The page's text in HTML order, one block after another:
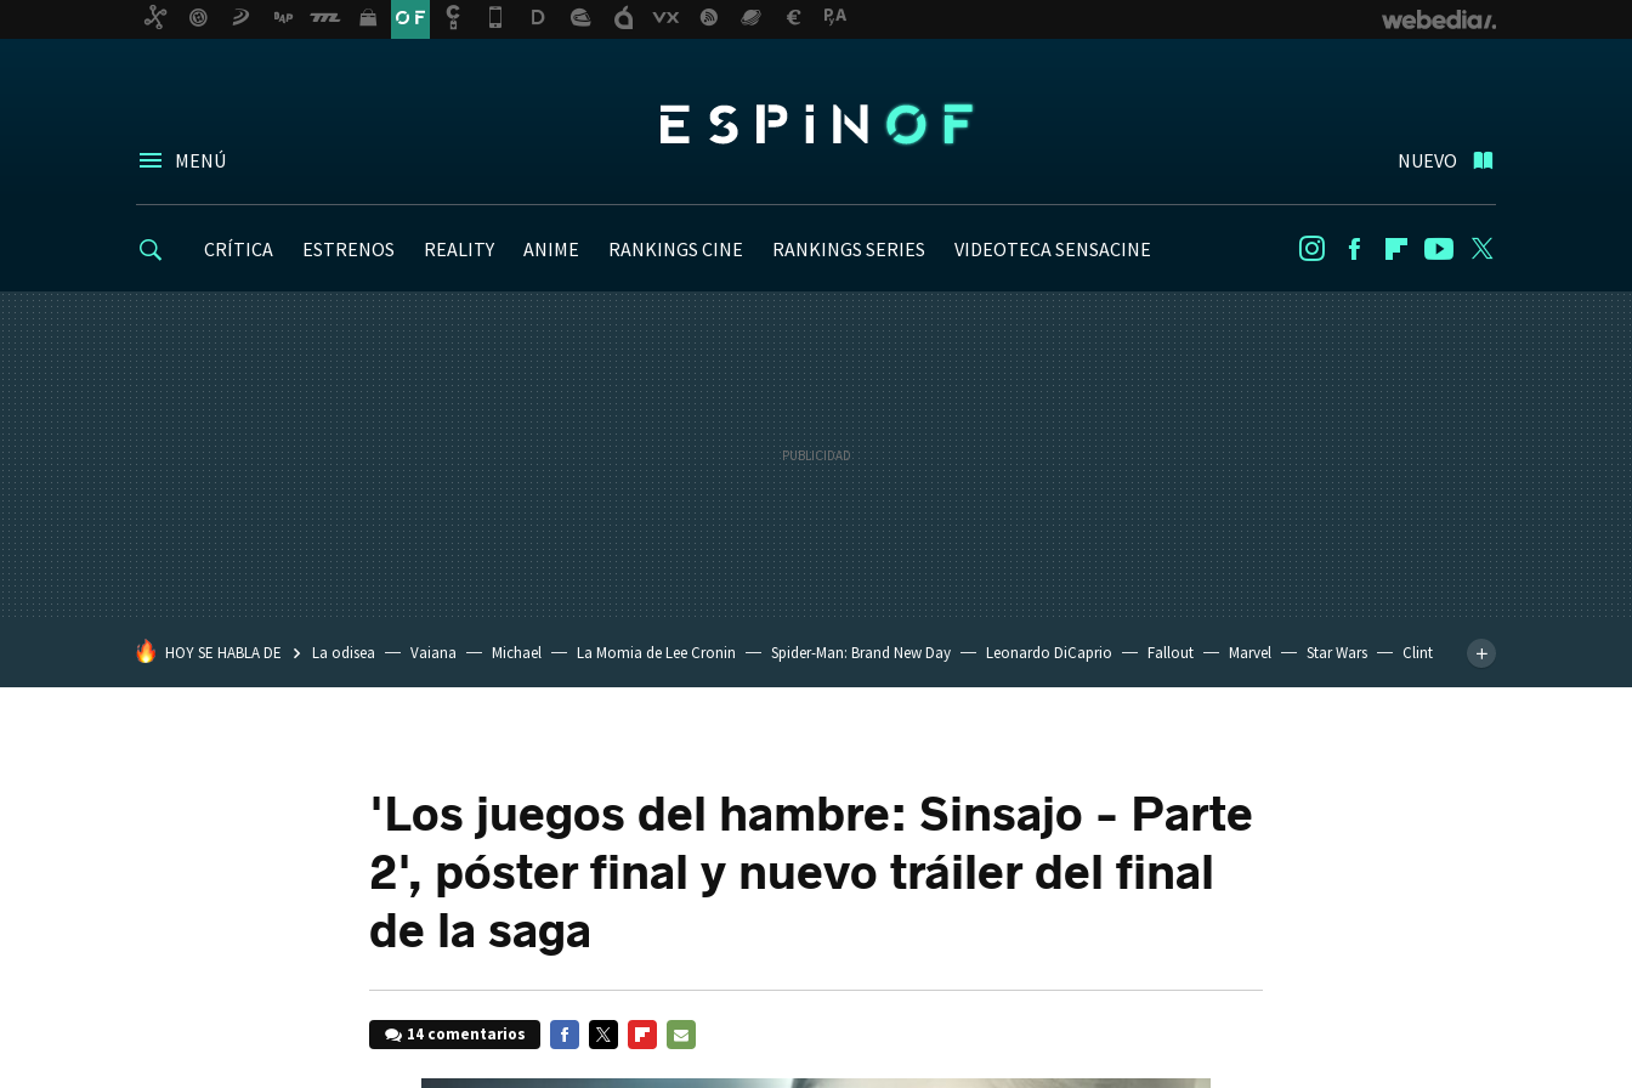
MENÚ NUEVO
CRÍTICA ESTRENOS REALITY ANIME RANKINGS CINE RANKINGS SERIES VIDEOTECA SENSACINE InstagramFacebookFlipboard
Youtube
HOY SE HABLA DE La odisea Vaiana Michael La Momia de Lee Cronin Spider-Man: Brand New Day Leonardo DiCaprio Fallout Marvel Star Wars
Clint
'Los juegos del hambre: Sinsajo - Parte
2', póster final y nuevo tráiler del final
de la saga
14 comentarios